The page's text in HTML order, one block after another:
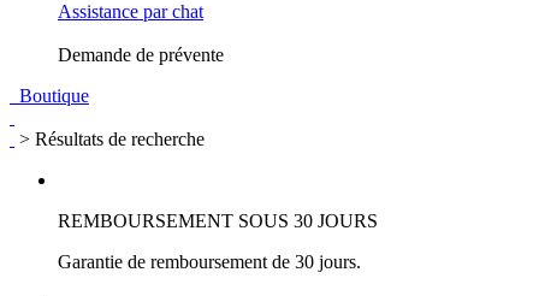
Assistance par chat
Demande de prévente
Boutique
> Résultats de recherche
REMBOURSEMENT SOUS 30 JOURS
Garantie de remboursement de 30 jours.